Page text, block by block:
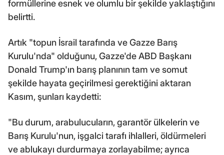
formüllerine esnek ve olumlu bir şekilde yaklaştığını
belirtti.
Artık "topun İsrail tarafında ve Gazze Barış
Kurulu'nda" olduğunu, Gazze'de ABD Başkanı
Donald Trump'ın barış planının tam ve somut
şekilde hayata geçirilmesi gerektiğini aktaran
Kasım, şunları kaydetti:
"Bu durum, arabulucuların, garantör ülkelerin ve
Barış Kurulu'nun, işgalci tarafı ihlalleri, öldürmeleri
ve ablukayı durdurmaya zorlayabilme; ayrıca